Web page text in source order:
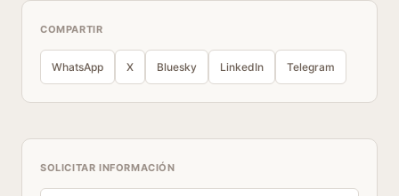
COMPARTIR
WhatsApp X Bluesky LinkedIn Telegram
SOLICITAR INFORMACIÓN